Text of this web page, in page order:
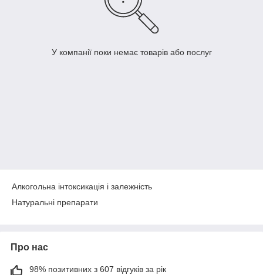
У компанії поки немає товарів або послуг
Алкогольна інтоксикація і залежність
Натуральні препарати
Про нас
98% позитивних з 607 відгуків за рік